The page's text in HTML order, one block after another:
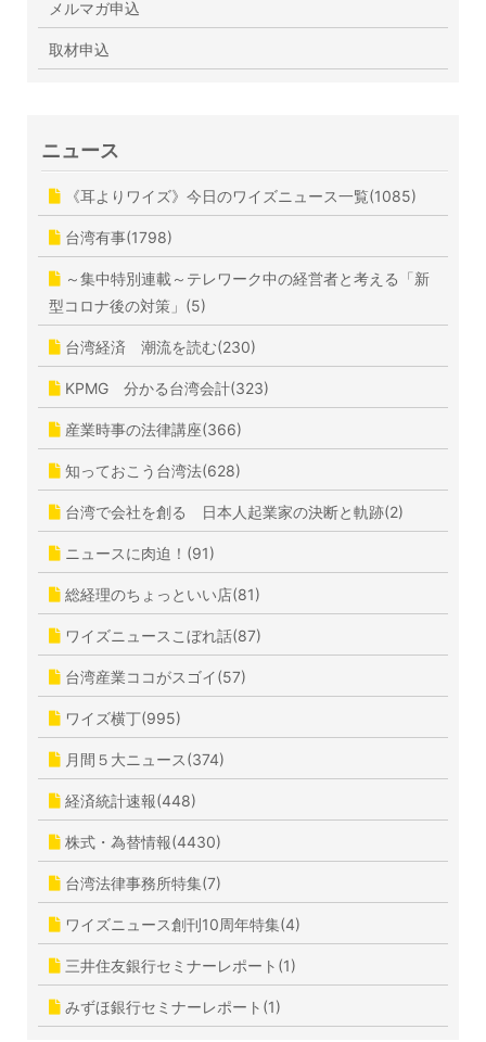
メルマガ申込
取材申込
ニュース
《耳よりワイズ》今日のワイズニュース一覧(1085)
台湾有事(1798)
～集中特別連載～テレワーク中の経営者と考える「新
型コロナ後の対策」(5)
台湾経済 潮流を読む(230)
KPMG 分かる台湾会計(323)
産業時事の法律講座(366)
知っておこう台湾法(628)
台湾で会社を創る 日本人起業家の決断と軌跡(2)
ニュースに肉迫！(91)
総経理のちょっといい店(81)
ワイズニュースこぼれ話(87)
台湾産業ココがスゴイ(57)
ワイズ横丁(995)
月間５大ニュース(374)
経済統計速報(448)
株式・為替情報(4430)
台湾法律事務所特集(7)
ワイズニュース創刊10周年特集(4)
三井住友銀行セミナーレポート(1)
みずほ銀行セミナーレポート(1)